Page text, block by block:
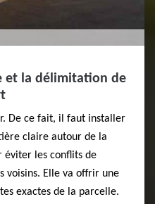
et la délimitation de
De ce fait, il faut installer
claire autour de la
éviter les conflits de
voisins. Elle va offrir une
exactes de la parcelle.